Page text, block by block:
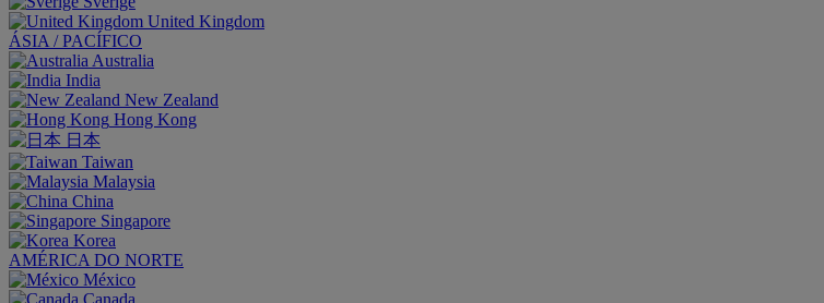
United Kingdom
ÁSIA / PACÍFICO
Australia
India
New Zealand
Hong Kong
日本
Taiwan
Malaysia
China
Singapore
Korea
AMÉRICA DO NORTE
México
Canada